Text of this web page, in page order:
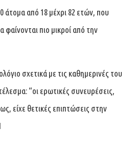
άτομα από 18 μέχρι 82 ετών, που
φαίνονται πιο μικροί από την
σχετικά με τις καθημερινές του
“οι ερωτικές συνευρέσεις,
είχε θετικές επιπτώσεις στην